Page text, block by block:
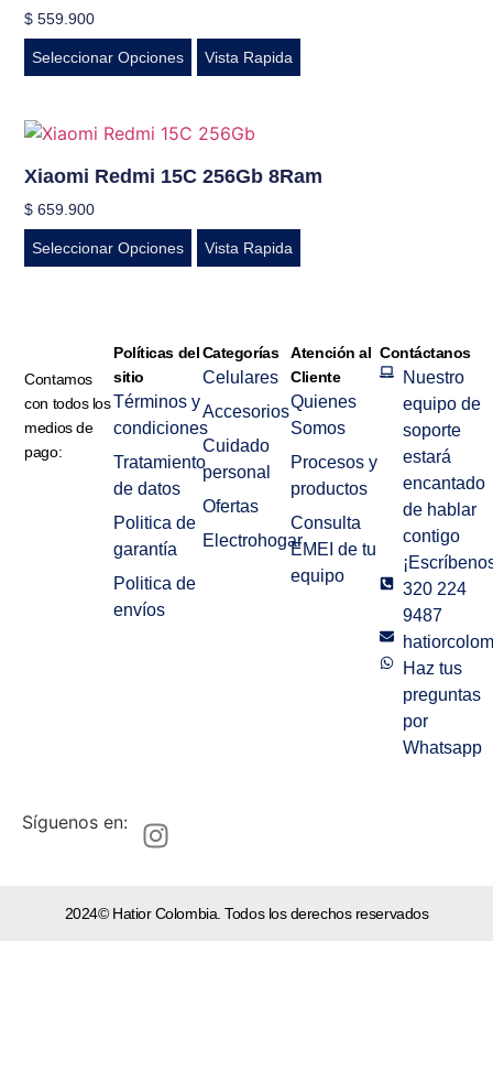
$ 559.900
Seleccionar Opciones Vista Rapida
Xiaomi Redmi 15C 256Gb 8Ram
$ 659.900
Seleccionar Opciones Vista Rapida
Contamos
con todos los
medios de
pago:
Políticas del
sitio
Términos y
condiciones
Tratamiento
de datos
Politica de
garantía
Politica de
envíos
Categorías
Celulares
Accesorios
Cuidado
personal
Ofertas
Electrohogar
Atención al
Cliente
Quienes
Somos
Procesos y
productos
Consulta
EMEI de tu
equipo
Contáctanos
Nuestro
equipo de
soporte
estará
encantado
de hablar
contigo
320 224
9487
Haz tus
preguntas
por
Whatsapp
Síguenos en:
2024© Hatior Colombia. Todos los derechos reservados